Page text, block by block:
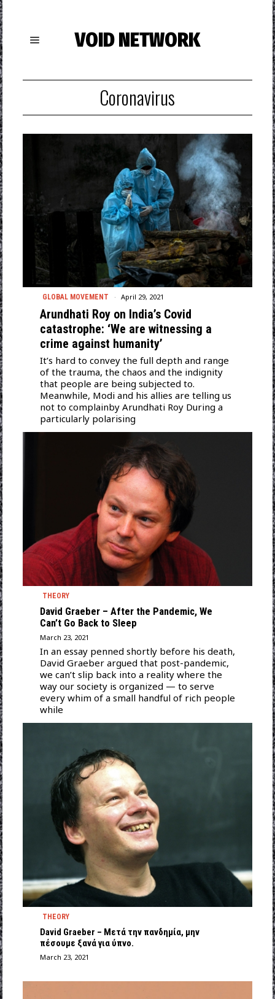
VOID NETWORK
Coronavirus
GLOBAL MOVEMENT April 29, 2021
Arundhati Roy on India’s Covid
catastrophe: ‘We are witnessing a
crime against humanity’
It’s hard to convey the full depth and range
of the trauma, the chaos and the indignity
that people are being subjected to.
Meanwhile, Modi and his allies are telling us
not to complainby Arundhati Roy During a
particularly polarising
THEORY
David Graeber – After the Pandemic, We
Can’t Go Back to Sleep
March 23, 2021
In an essay penned shortly before his death,
David Graeber argued that post-pandemic,
we can’t slip back into a reality where the
way our society is organized — to serve
every whim of a small handful of rich people
while
THEORY
David Graeber – Μετά την πανδημία, μην
πέσουμε ξανά για ύπνο.
March 23, 2021